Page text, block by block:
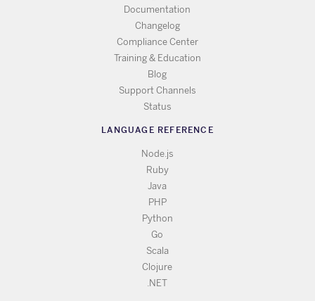
Documentation
Changelog
Compliance Center
Training & Education
Blog
Support Channels
Status
LANGUAGE REFERENCE
Node.js
Ruby
Java
PHP
Python
Go
Scala
Clojure
.NET